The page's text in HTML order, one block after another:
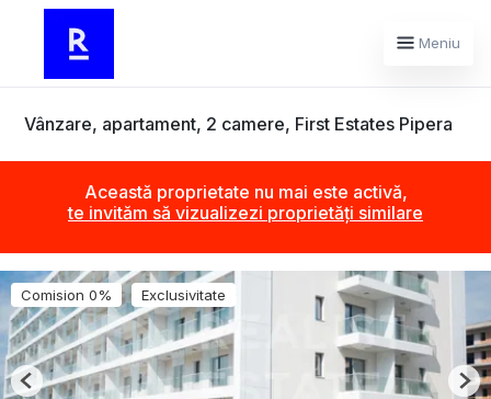
Meniu
Vânzare, apartament, 2 camere, First Estates Pipera
Această proprietate nu mai este activă,
te invităm să vizualizezi proprietăți similare
Comision 0% Exclusivitate
Previous